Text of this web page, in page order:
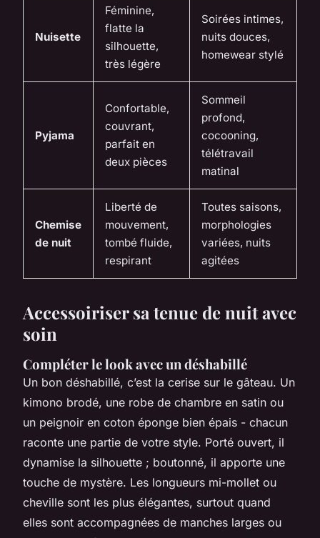
Nuisette
Féminine,
flatte la
silhouette,
très légère
Soirées intimes,
nuits douces,
homewear stylé
Pyjama
Confortable,
couvrant,
parfait en
deux pièces
Sommeil
profond,
cocooning,
télétravail
matinal
Chemise
de nuit
Liberté de
mouvement,
tombé fluide,
respirant
Toutes saisons,
morphologies
variées, nuits
agitées
Accessoiriser sa tenue de nuit avec
soin
Compléter le look avec un déshabillé
Un bon déshabillé, c’est la cerise sur le gâteau. Un
kimono brodé, une robe de chambre en satin ou
un peignoir en coton éponge bien épais - chacun
raconte une partie de votre style. Porté ouvert, il
dynamise la silhouette ; boutonné, il apporte une
touche de mystère. Les longueurs mi-mollet ou
cheville sont les plus élégantes, surtout quand
elles sont accompagnées de manches larges ou